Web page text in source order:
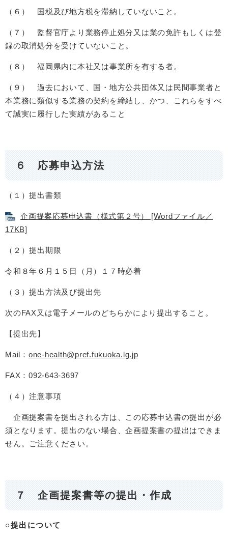
（６） 国税及び地方税を滞納していないこと。
（７） 監督官庁より業務停止処分又は業の免許もしくは登
録の取消処分を受けていないこと。
（８） 福岡県内に本社又は事業所を有する者。
（９） 過去において、国・地方公共団体又は民間事業者と
本業務に類似する業務の契約を締結し、かつ、これらをすべ
て誠実に履行した実績があること
６ 応募申込方法
（１）提出書類
企画提案応募申込書（様式第２号） [Wordファイル／
17KB]
（２）提出期限
令和８年６月１５日（月）１７時必着
（３）提出方法及び提出先
次のFAX又は電子メールのどちらかにより提出すること。
【提出先】
Mail： one-health@pref.fukuoka.lg.jp
FAX：092-643-3697
（４）注意事項
企画提案書を提出される方は、この応募申込書の提出が必
須となります。提出のない場合、企画提案書の提出はできま
せん。ご注意ください。
７ 企画提案書等の提出・作成
○提出について